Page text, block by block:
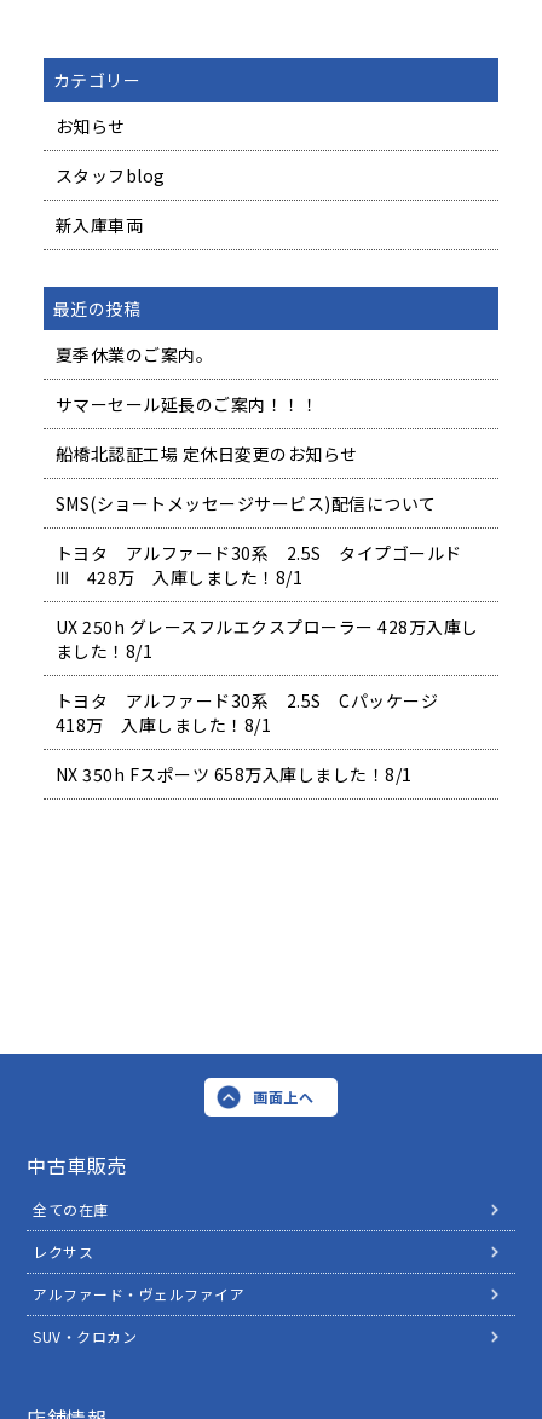
カテゴリー
お知らせ
スタッフblog
新入庫車両
最近の投稿
夏季休業のご案内。
サマーセール延長のご案内！！！
船橋北認証工場 定休日変更のお知らせ
SMS(ショートメッセージサービス)配信について
トヨタ アルファード30系 2.5S タイプゴールド
Ⅲ 428万 入庫しました！8/1
UX 250h グレースフルエクスプローラー 428万入庫し
ました！8/1
トヨタ アルファード30系 2.5S Cパッケージ
418万 入庫しました！8/1
NX 350h Fスポーツ 658万入庫しました！8/1
画面上へ
中古車販売
全ての在庫
レクサス
アルファード・ヴェルファイア
SUV・クロカン